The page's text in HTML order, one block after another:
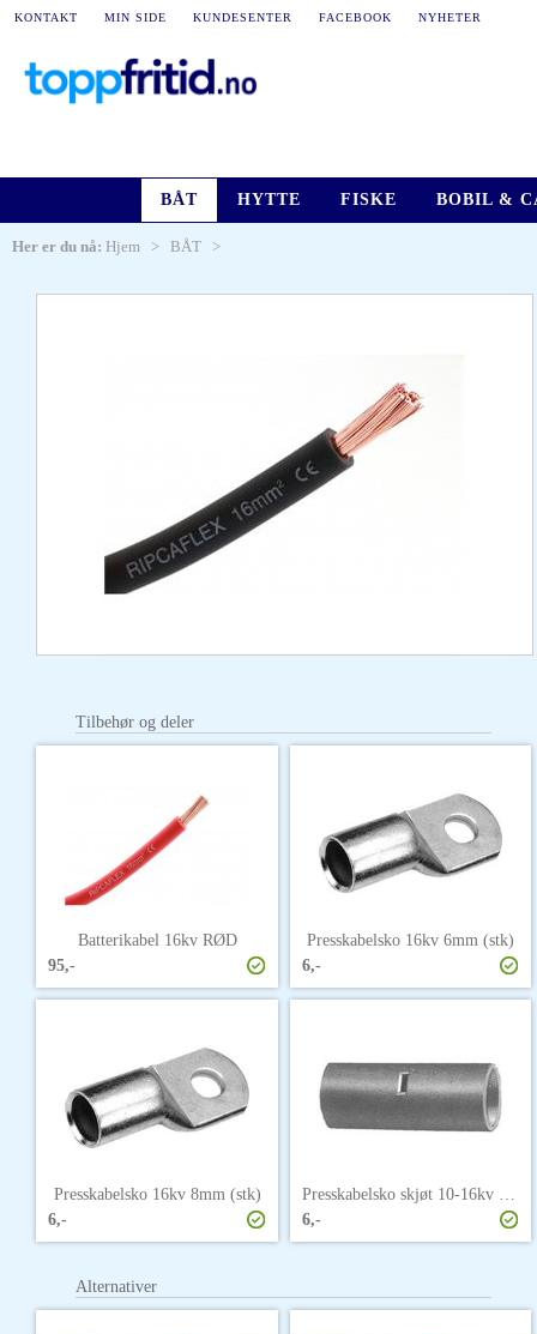
KONTAKT MIN SIDE KUNDESENTER FACEBOOK NYHETER
BÅT HYTTE FISKE BOBIL &
Her er du nå: Hjem > BÅT >
Tilbehør og deler
Batterikabel 16kv RØD
95,-
Presskabelsko 16kv 6mm (stk)
6,-
Presskabelsko 16kv 8mm (stk)
6,-
Presskabelsko skjøt 10-16kv (stk)
6,-
Alternativer